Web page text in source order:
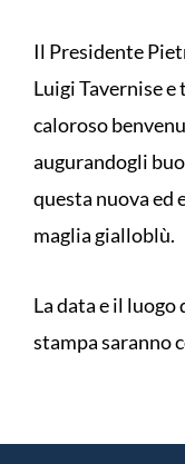
Il Presidente
Luigi Tavernise
caloroso
augurandogli
questa nuova ed
maglia gialloblù.
La data e il
stampa saranno